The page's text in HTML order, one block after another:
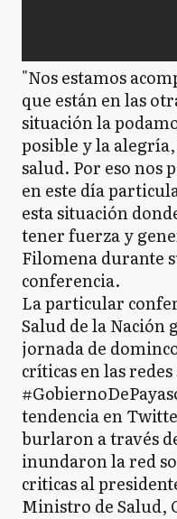
"Nos estamos
que están en las
situación la
posible y la
salud. Por eso nos
en este día
esta situación
tener fuerza y
Filomena durante
conferencia.
La particular
Salud de la
jornada de
críticas en las
tendencia en
burlaron a través
inundaron la red
criticas al
Ministro de Salud,